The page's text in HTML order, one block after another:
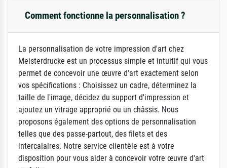
Comment fonctionne la personnalisation ?
La personnalisation de votre impression d'art chez
Meisterdrucke est un processus simple et intuitif qui vous
permet de concevoir une œuvre d'art exactement selon
vos spécifications : Choisissez un cadre, déterminez la
taille de l'image, décidez du support d'impression et
ajoutez un vitrage approprié ou un châssis. Nous
proposons également des options de personnalisation
telles que des passe-partout, des filets et des
intercalaires. Notre service clientèle est à votre
disposition pour vous aider à concevoir votre œuvre d'art